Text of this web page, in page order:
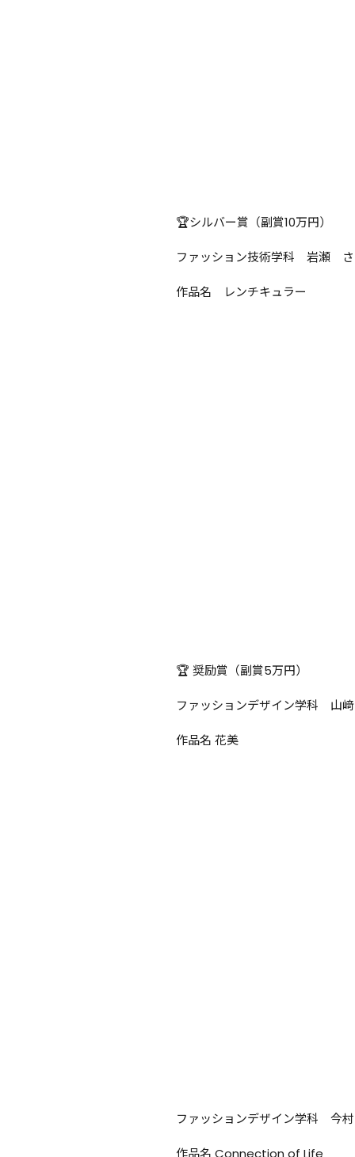
🏆シルバー賞（副賞10万円）
ファッション技術学科　岩瀬　
作品名　レンチキュラー
🏆 奨励賞（副賞5万円）
ファッションデザイン学科　山
作品名 花美
ファッションデザイン学科　今
作品名 Connection of Life